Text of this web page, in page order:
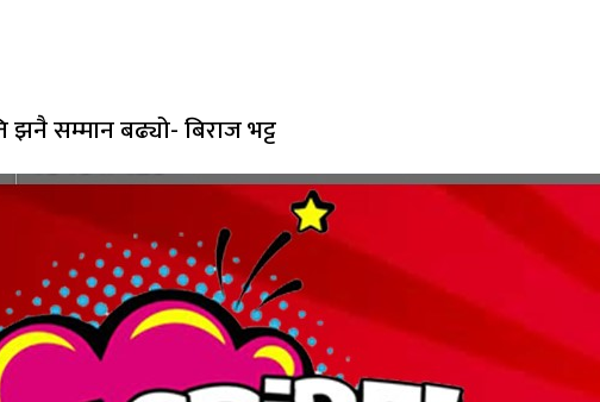
झनै सम्मान बढ्यो- बिराज भट्ट